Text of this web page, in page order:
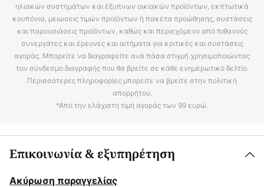
ηλιακών συστημάτων και έξυπνων οικιακών προϊόντων, εκπτωτικά
κουπόνια, μειώσεις τιμών προϊόντων ή πακέτα προώθησης, συστάσεις
και παρουσιάσεις προϊόντων, καθώς και περιεχόμενο από πιθανούς
συνεργάτες και έρευνες και αιτήματα για κριτικές και συστάσεις
αγοράς. Μπορείτε να διαγραφείτε ανά πάσα στιγμή χρησιμοποιώντας
τον σύνδεσμο διαγραφής που θα βρείτε σε κάθε ενημερωτικό δελτίο.
Περισσότερες πληροφορίες μπορείτε να βρείτε στην πολιτική
απορρήτου.
*Από την ελάχιστη τιμή αγοράς των 99 ευρώ.
Επικοινωνία & εξυπηρέτηση
Ακύρωση παραγγελίας